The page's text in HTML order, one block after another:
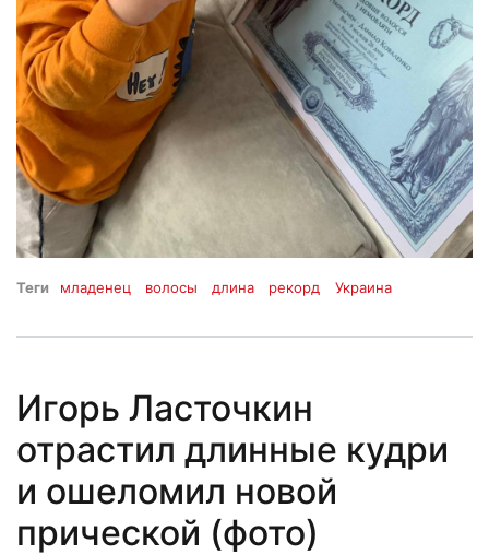
Теги младенец волосы длина рекорд Украина
Игорь Ласточкин
отрастил длинные кудри
и ошеломил новой
прической (фото)